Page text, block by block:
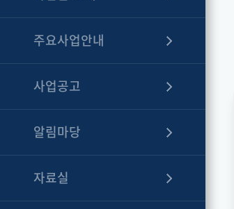
주요사업안내
사업공고
알림마당
자료실